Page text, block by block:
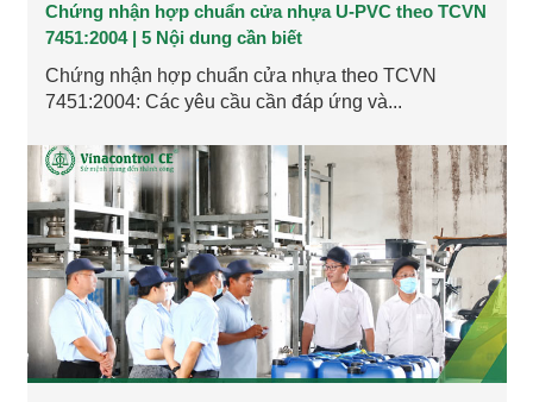
Chứng nhận hợp chuẩn cửa nhựa U-PVC theo TCVN
7451:2004 | 5 Nội dung cần biết
Chứng nhận hợp chuẩn cửa nhựa theo TCVN
7451:2004: Các yêu cầu cần đáp ứng và...